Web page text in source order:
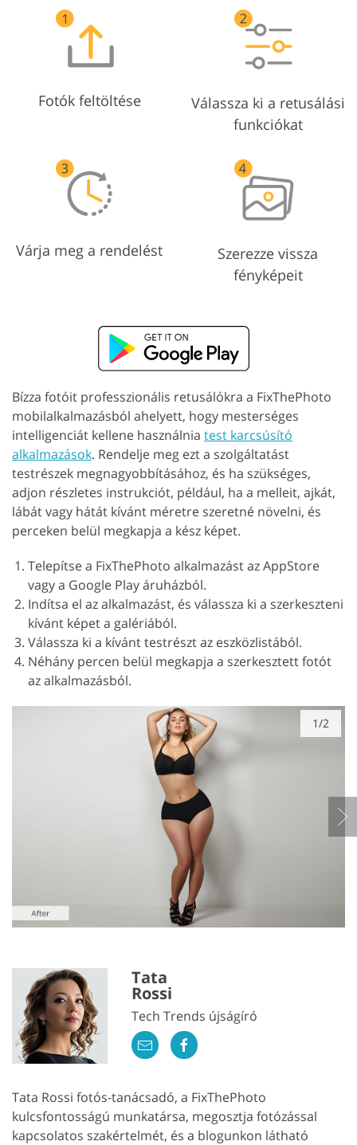
Fotók feltöltése
Válassza ki a retusálási
funkciókat
Várja meg a rendelést
Szerezze vissza
fényképeit
Bízza fotóit professzionális retusálókra a FixThePhoto
mobilalkalmazásból ahelyett, hogy mesterséges
intelligenciát kellene használnia test karcsúsító
alkalmazások. Rendelje meg ezt a szolgáltatást
testrészek megnagyobbításához, és ha szükséges,
adjon részletes instrukciót, például, ha a melleit, ajkát,
lábát vagy hátát kívánt méretre szeretné növelni, és
perceken belül megkapja a kész képet.
Telepítse a FixThePhoto alkalmazást az AppStore
vagy a Google Play áruházból.
Indítsa el az alkalmazást, és válassza ki a szerkeszteni
kívánt képet a galériából.
Válassza ki a kívánt testrészt az eszközlistából.
Néhány percen belül megkapja a szerkesztett fotót
az alkalmazásból.
1/2
Tata
Rossi
Tech Trends újságíró
Tata Rossi fotós-tanácsadó, a FixThePhoto
kulcsfontosságú munkatársa, megosztja fotózással
kapcsolatos szakértelmét, és a blogunkon látható